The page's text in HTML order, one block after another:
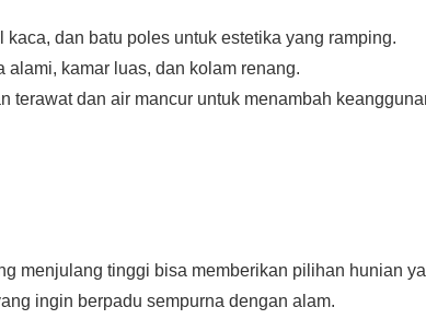
dan batu poles untuk estetika yang ramping.
kamar luas, dan kolam renang.
terawat dan air mancur untuk menambah
menjulang tinggi bisa memberikan pilihan hunian
ingin berpadu sempurna dengan alam.